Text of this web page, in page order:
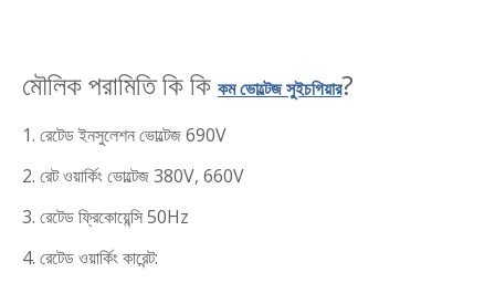
মৌলিক পরামিতি কি কি কম ভোল্টেজ সুইচগিয়ার?
1. রেটেড ইনসুলেশন ভোল্টেজ 690V
2. রেট ওয়ার্কিং ভোল্টেজ 380V, 660V
3. রেটেড ফ্রিকোয়েন্সি 50Hz
4. রেটেড ওয়ার্কিং কারেন্ট: